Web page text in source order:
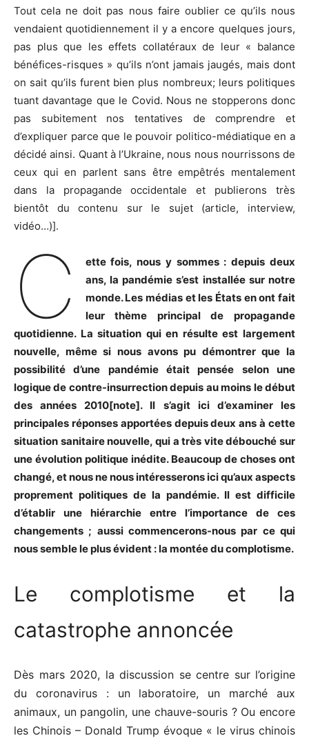
Tout cela ne doit pas nous faire oublier ce qu’ils nous
vendaient quotidiennement il y a encore quelques jours,
pas plus que les effets collatéraux de leur « balance
bénéfices-risques » qu’ils n’ont jamais jaugés, mais dont
on sait qu’ils furent bien plus nombreux; leurs politiques
tuant davantage que le Covid. Nous ne stopperons donc
pas subitement nos tentatives de comprendre et
d’expliquer parce que le pouvoir politico-médiatique en a
décidé ainsi. Quant à l’Ukraine, nous nous nourrissons de
ceux qui en parlent sans être empêtrés mentalement
dans la propagande occidentale et publierons très
bientôt du contenu sur le sujet (article, interview,
vidéo…)].
C
ette fois, nous y sommes : depuis deux
ans, la pandémie s’est installée sur notre
monde. Les médias et les États en ont fait
leur thème principal de propagande
quotidienne. La situation qui en résulte est largement
nouvelle, même si nous avons pu démontrer que la
possibilité d’une pandémie était pensée selon une
logique de contre-insurrection depuis au moins le début
des années 2010[note]. Il s’agit ici d’examiner les
principales réponses apportées depuis deux ans à cette
situation sanitaire nouvelle, qui a très vite débouché sur
une évolution politique inédite. Beaucoup de choses ont
changé, et nous ne nous intéresserons ici qu’aux aspects
proprement politiques de la pandémie. Il est difficile
d’établir une hiérarchie entre l’importance de ces
changements ; aussi commencerons-nous par ce qui
nous semble le plus évident : la montée du complotisme.
Le complotisme et la
catastrophe annoncée
Dès mars 2020, la discussion se centre sur l’origine
du coronavirus : un laboratoire, un marché aux
animaux, un pangolin, une chauve-souris ? Ou encore
les Chinois – Donald Trump évoque « le virus chinois